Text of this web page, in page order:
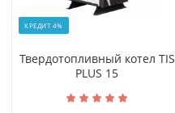
КРЕДИТ 4%
Твердотопливный котел TIS
PLUS 15